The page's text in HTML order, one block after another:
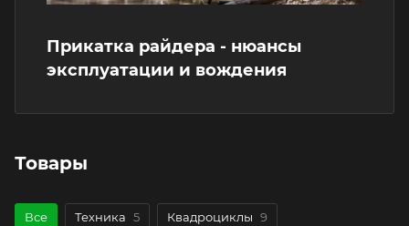
Прикатка райдера - нюансы
эксплуатации и вождения
Товары
Все Техника 5 Квадроциклы 9